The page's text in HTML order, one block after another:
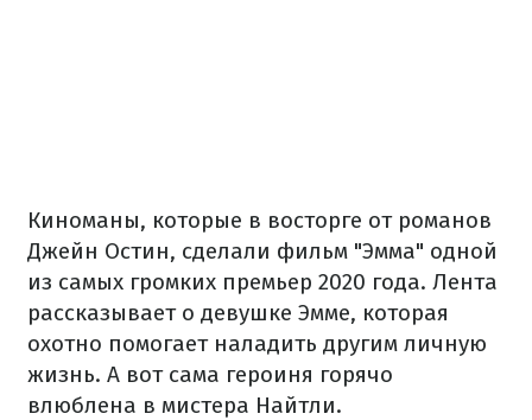
Киноманы, которые в восторге от романов
Джейн Остин, сделали фильм "Эмма" одной
из самых громких премьер 2020 года. Лента
рассказывает о девушке Эмме, которая
охотно помогает наладить другим личную
жизнь. А вот сама героиня горячо
влюблена в мистера Найтли.